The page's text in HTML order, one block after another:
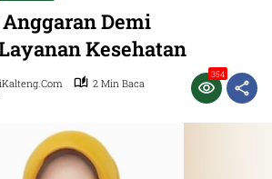
Demi
Kesehatan
2 Min Baca
354